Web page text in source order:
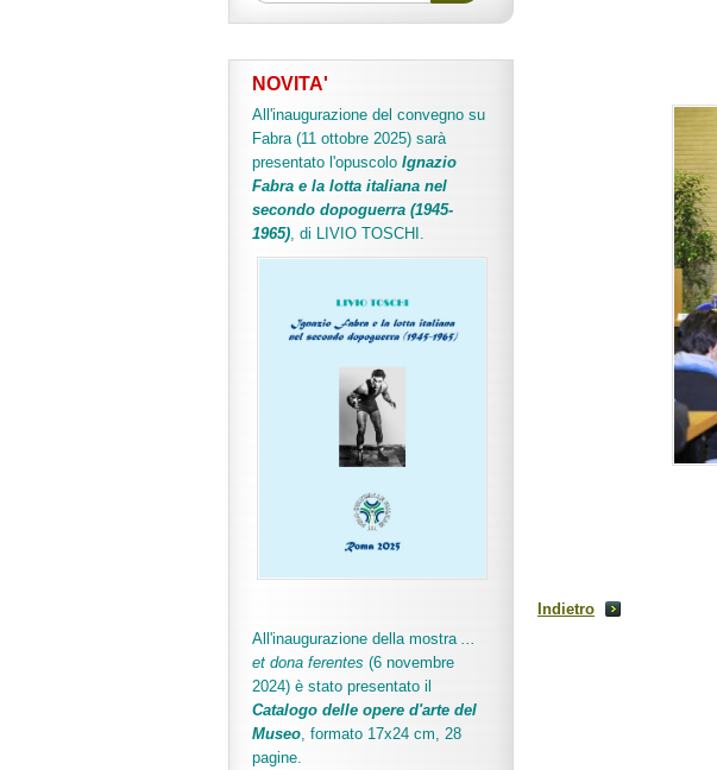
Indietro
NOVITA'
All'inaugurazione del convegno su
Fabra (11 ottobre 2025) sarà
presentato l'opuscolo Ignazio
Fabra e la lotta italiana nel
secondo dopoguerra (1945-
1965), di LIVIO TOSCHI.
All'inaugurazione della mostra ...
et dona ferentes (6 novembre
2024) è stato presentato il
Catalogo delle opere d'arte del
Museo, formato 17x24 cm, 28
pagine.